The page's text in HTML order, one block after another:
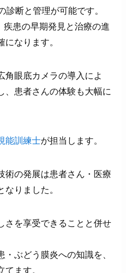
診断と管理が可能です。
疾患の早期発見と治療の進
なります。
角眼底カメラの導入によ
、患者さんの体験も大幅に
能訓練士が担当します。
術の発展は患者さん・医療
りました。
さを享受できることと併せ
・ぶどう膜炎への知識を、
ます。